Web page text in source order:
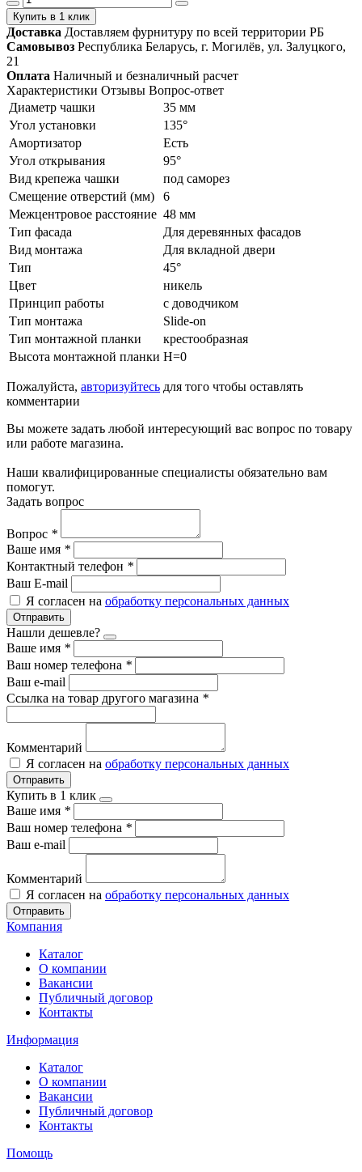
Купить в 1 клик
Доставка Доставляем фурнитуру по всей территории РБ
Самовывоз Республика Беларусь, г. Могилёв, ул. Залуцкого,
21
Оплата Наличный и безналичный расчет
Характеристики Отзывы Вопрос-ответ
Диаметр чашки
35 мм
Угол установки
135°
Амортизатор
Есть
Угол открывания
95°
Вид крепежа чашки
под саморез
Смещение отверстий (мм)
6
Межцентровое расстояние 48 мм
Тип фасада
Для деревянных фасадов
Вид монтажа
Для вкладной двери
Тип
45°
Цвет
никель
Принцип работы
с доводчиком
Тип монтажа
Slide-on
Тип монтажной планки
крестообразная
Высота монтажной планки H=0
Пожалуйста, авторизуйтесь для того чтобы оставлять
комментарии
Вы можете задать любой интересующий вас вопрос по товару
или работе магазина.
Наши квалифицированные специалисты обязательно вам
помогут.
Задать вопрос
Вопрос *
Ваше имя *
Контактный телефон *
Ваш E-mail
Я согласен на обработку персональных данных
Отправить
Нашли дешевле?
Ваше имя *
Ваш номер телефона *
Ваш e-mail
Ссылка на товар другого магазина *
Комментарий
Я согласен на обработку персональных данных
Отправить
Купить в 1 клик
Ваше имя *
Ваш номер телефона *
Ваш e-mail
Комментарий
Я согласен на обработку персональных данных
Отправить
Компания
Каталог
О компании
Вакансии
Публичный договор
Контакты
Информация
Каталог
О компании
Вакансии
Публичный договор
Контакты
Помощь